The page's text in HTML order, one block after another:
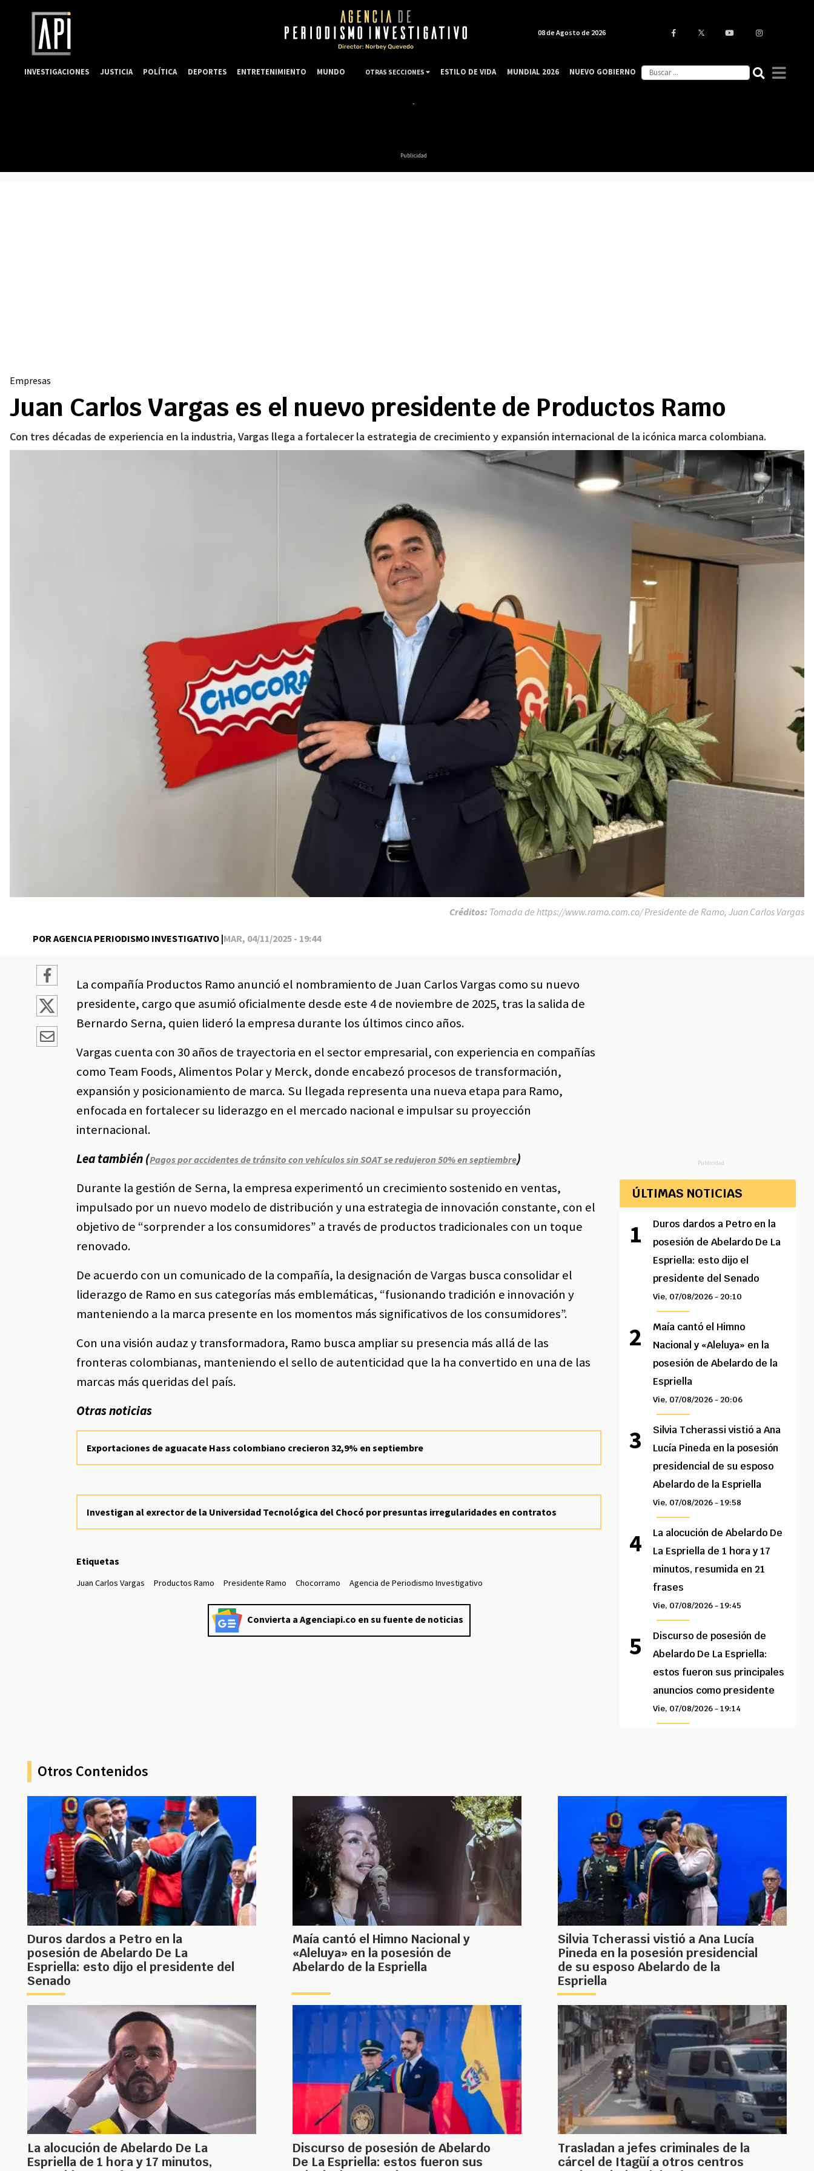
Publicidad
Empresas
Juan Carlos Vargas es el nuevo presidente de Productos Ramo
Con tres décadas de experiencia en la industria, Vargas llega a fortalecer la estrategia de crecimiento y expansión internacional de la icónica marca colombiana.
POR AGENCIA PERIODISMO INVESTIGATIVO |MAR, 04/11/2025 - 19:44
Créditos: Tomada de https://www.ramo.com.co/ Presidente de Ramo, Juan Carlos Vargas
La compañía Productos Ramo anunció el nombramiento de Juan Carlos Vargas como su nuevo
presidente, cargo que asumió oficialmente desde este 4 de noviembre de 2025, tras la salida de
Bernardo Serna, quien lideró la empresa durante los últimos cinco años.
Vargas cuenta con 30 años de trayectoria en el sector empresarial, con experiencia en compañías
como Team Foods, Alimentos Polar y Merck, donde encabezó procesos de transformación,
expansión y posicionamiento de marca. Su llegada representa una nueva etapa para Ramo,
enfocada en fortalecer su liderazgo en el mercado nacional e impulsar su proyección
internacional.
Lea también (Pagos por accidentes de tránsito con vehículos sin SOAT se redujeron 50% en septiembre)
Durante la gestión de Serna, la empresa experimentó un crecimiento sostenido en ventas,
impulsado por un nuevo modelo de distribución y una estrategia de innovación constante, con el
objetivo de “sorprender a los consumidores” a través de productos tradicionales con un toque
renovado.
De acuerdo con un comunicado de la compañía, la designación de Vargas busca consolidar el
liderazgo de Ramo en sus categorías más emblemáticas, “fusionando tradición e innovación y
manteniendo a la marca presente en los momentos más significativos de los consumidores”.
Con una visión audaz y transformadora, Ramo busca ampliar su presencia más allá de las
fronteras colombianas, manteniendo el sello de autenticidad que la ha convertido en una de las
marcas más queridas del país.
Otras noticias
Exportaciones de aguacate Hass colombiano crecieron 32,9% en septiembre
Investigan al exrector de la Universidad Tecnológica del Chocó por presuntas irregularidades en contratos
Etiquetas
Juan Carlos Vargas Productos Ramo Presidente Ramo Chocorramo Agencia de Periodismo Investigativo
Convierta a Agenciapi.co en su fuente de noticias
Publicidad
ÚLTIMAS NOTICIAS
Duros dardos a Petro en la
posesión de Abelardo De La
Espriella: esto dijo el
presidente del Senado
Vie, 07/08/2026 - 20:10
Maía cantó el Himno
Nacional y «Aleluya» en la
posesión de Abelardo de la
Espriella
Vie, 07/08/2026 - 20:06
Silvia Tcherassi vistió a Ana
Lucía Pineda en la posesión
presidencial de su esposo
Abelardo de la Espriella
Vie, 07/08/2026 - 19:58
La alocución de Abelardo De
La Espriella de 1 hora y 17
minutos, resumida en 21
frases
Vie, 07/08/2026 - 19:45
Discurso de posesión de
Abelardo De La Espriella:
estos fueron sus principales
anuncios como presidente
Vie, 07/08/2026 - 19:14
Otros Contenidos
Duros dardos a Petro en la
posesión de Abelardo De La
Espriella: esto dijo el presidente del
Senado
Maía cantó el Himno Nacional y
«Aleluya» en la posesión de
Abelardo de la Espriella
Silvia Tcherassi vistió a Ana Lucía
Pineda en la posesión presidencial
de su esposo Abelardo de la
Espriella
La alocución de Abelardo De La
Espriella de 1 hora y 17 minutos,
Discurso de posesión de Abelardo
De La Espriella: estos fueron sus
Trasladan a jefes criminales de la
cárcel de Itagüí a otros centros
08 de Agosto de 2026
INVESTIGACIONES JUSTICIA POLÍTICA DEPORTES ENTRETENIMIENTO MUNDO OTRAS SECCIONES ESTILO DE VIDA MUNDIAL 2026 NUEVO GOBIERNO